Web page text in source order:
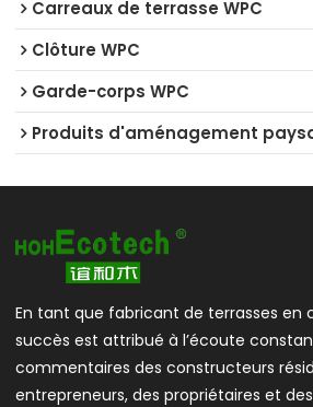
Carreaux de terrasse WPC
Clôture WPC
Garde-corps WPC
Produits d'aménagement
En tant que fabricant de terrasses en
succès est attribué à l’écoute
commentaires des constructeurs
entrepreneurs, des propriétaires et